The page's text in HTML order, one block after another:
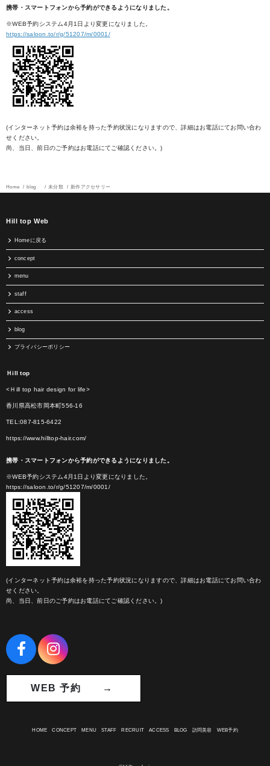
携帯・スマートフォンから予約ができるようになりました。
※WEB予約システム4月1日より変更になりました。
https://saloon.to/r/g/51207/m/0001/
(インターネット予約は余裕を持った予約状況になりますので、詳細はお電話にてお問い合わ
せください。
尚、当日、前日のご予約はお電話にてご確認ください。)
Home blog 未分類 新作アクセサリー
Hill top Web
Homeに戻る
concept
menu
staff
access
blog
プライバシーポリシー
Ｈill top
<Ｈill top hair design for life>
香川県高松市岡本町556-16
TEL:087-815-6422
https://www.hilltop-hair.com/
携帯・スマートフォンから予約ができるようになりました。
※WEB予約システム4月1日より変更になりました。
https://saloon.to/r/g/51207/m/0001/
(インターネット予約は余裕を持った予約状況になりますので、詳細はお電話にてお問い合わ
せください。
尚、当日、前日のご予約はお電話にてご確認ください。)
WEB 予約 →
HOME CONCEPT MENU STAFF RECRUIT ACCESS BLOG 訪問美容 WEB予約